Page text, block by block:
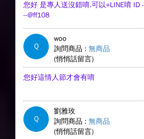
您好 是專人送沒錯唷.可以+LINE唷 ID -
--@ff108
Q
woo
詢問商品 : 無商品
(悄悄話留言)
您好這情人節才會有唷
Q
劉雅玫
詢問商品 : 無商品
(悄悄話留言)